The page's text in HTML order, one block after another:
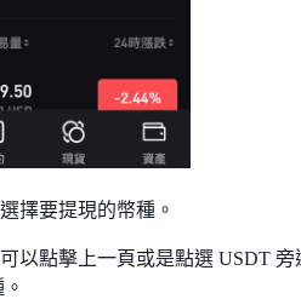
擇要提現的幣種。
以點擊上一頁或是點選 USDT 旁